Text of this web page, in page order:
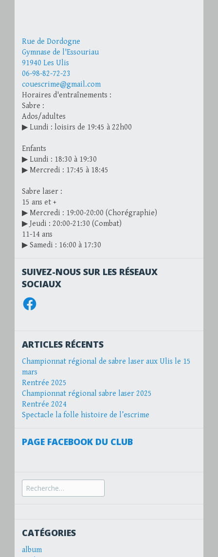
Rue de Dordogne
Gymnase de l'Essouriau
91940 Les Ulis
06-98-82-72-23
couescrime@gmail.com
Horaires d'entraînements :
Sabre :
Ados/adultes
▶ Lundi : loisirs de 19:45 à 22h00
Enfants
▶ Lundi : 18:30 à 19:30
▶ Mercredi : 17:45 à 18:45
Sabre laser :
15 ans et +
▶ Mercredi : 19:00-20:00 (Chorégraphie)
▶ Jeudi : 20:00-21:30 (Combat)
11-14 ans
▶ Samedi : 16:00 à 17:30
SUIVEZ-NOUS SUR LES RÉSEAUX
SOCIAUX
Facebook
ARTICLES RÉCENTS
Championnat régional de sabre laser aux Ulis le 15
mars
Rentrée 2025
Championnat régional sabre laser 2025
Rentrée 2024
Spectacle la folle histoire de l’escrime
PAGE FACEBOOK DU CLUB
Recherche
pour :
CATÉGORIES
album